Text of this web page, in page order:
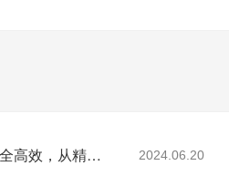
探索离心风机试运转的精密之旅 —— 安全高效，从精准测试开始 2024.06.20